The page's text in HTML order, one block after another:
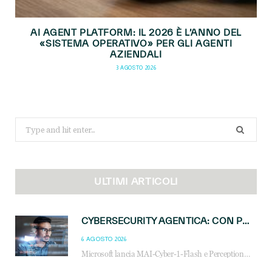
AI AGENT PLATFORM: IL 2026 È L’ANNO DEL
«SISTEMA OPERATIVO» PER GLI AGENTI
AZIENDALI
3 AGOSTO 2026
for:
ULTIMI ARTICOLI
CYBERSECURITY AGENTICA: CON PERCEPTION E MAI-CYBER-1-FLASH MICROSOFT APRE NUOVI SERVIZI PER IL CANALE
6 AGOSTO 2026
Microsoft lancia MAI-Cyber-1-Flash e Perception: cybersecurity agentica in preview dal 3 novembre. Cosa cambia per MSP, system integrator e reseller.